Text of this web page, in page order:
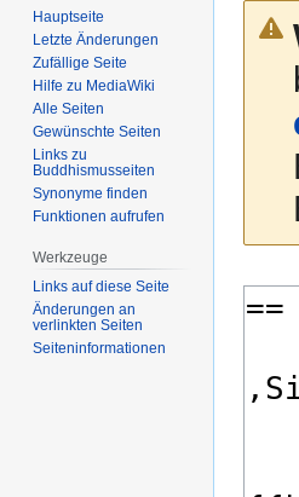
springen
Suche
springen
Hauptseite
Letzte Änderungen
Zufällige Seite
Hilfe zu MediaWiki
Alle Seiten
Gewünschte Seiten
Links zu
Buddhismusseiten
Synonyme finden
Funktionen aufrufen
Werkzeuge
Links auf diese Seite
Änderungen an
verlinkten Seiten
Seiten­­informationen